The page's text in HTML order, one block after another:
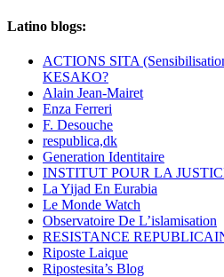
Latino blogs:
ACTIONS SITA
KESAKO?
Alain Jean-Mairet
Enza Ferreri
F. Desouche
respublica,dk
Generation Identitaire
INSTITUT POUR LA
La Yijad En Eurabia
Le Monde Watch
Observatoire De L’islamisation
RESISTANCE
Riposte Laique
Ripostesita’s Blog